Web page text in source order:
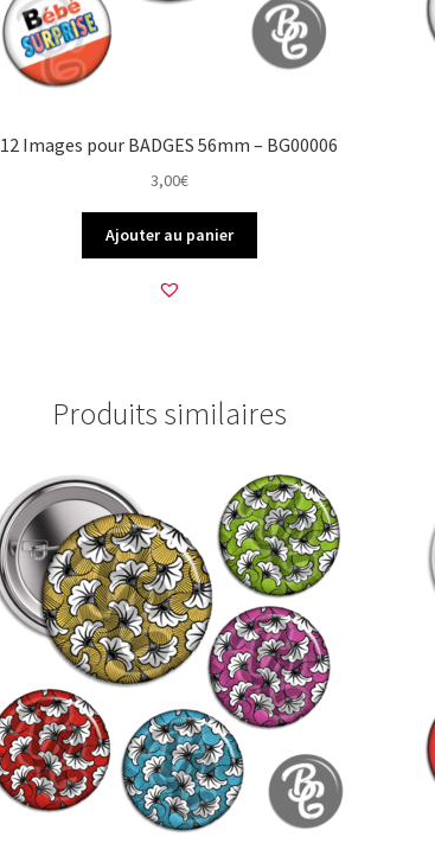
12 Images pour BADGES 56mm – BG00006
3,00€
Ajouter au panier
Produits similaires